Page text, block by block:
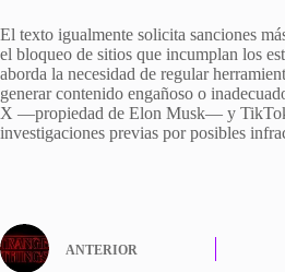
El texto igualmente solicita sanciones
el bloqueo de sitios que incumplan los
aborda la necesidad de regular
generar contenido engañoso o
X —propiedad de Elon Musk— y
investigaciones previas por posibles
ANTERIOR